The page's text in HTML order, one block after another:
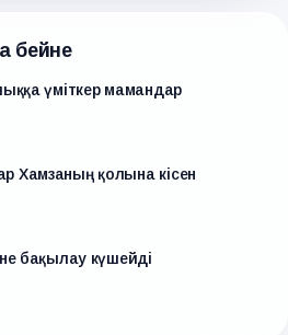
бейне
үміткер мамандар
Хамзаның қолына кісен
бақылау күшейді